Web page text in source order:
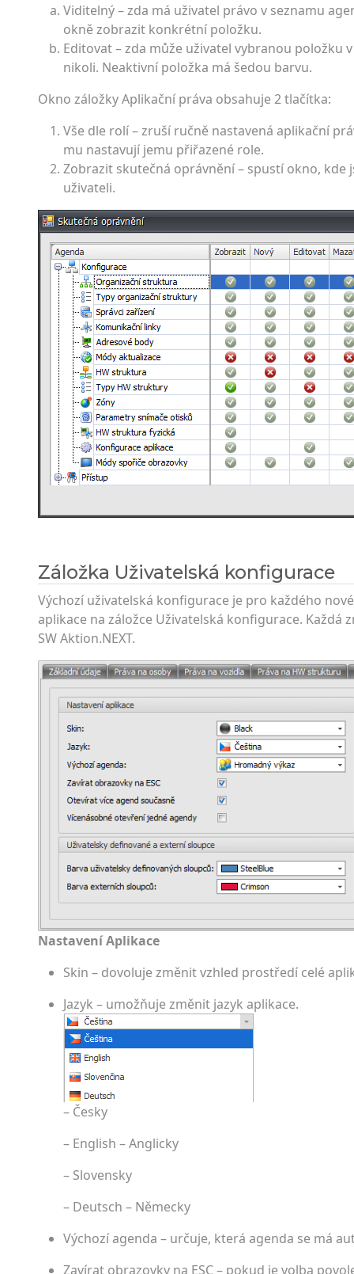
Viditelný – zda má uživatel právo v seznamu
okně zobrazit konkrétní položku.
Editovat – zda může uživatel vybranou
nikoli. Neaktivní položka má šedou barvu.
Okno záložky Aplikační práva obsahuje 2 tlačítka:
Vše dle rolí – zruší ručně nastavená aplikační
mu nastavují jemu přiřazené role.
Zobrazit skutečná oprávnění – spustí okno,
uživateli.
Záložka Uživatelská konfigurace
Výchozí uživatelská konfigurace je pro každého
aplikace na záložce Uživatelská konfigurace. Každá
SW Aktion.NEXT.
Nastavení Aplikace
Skin – dovoluje změnit vzhled prostředí celé
Jazyk – umožňuje změnit jazyk aplikace.
– Česky
– English – Anglicky
– Slovensky
– Deutsch – Německy
Výchozí agenda – určuje, která agenda se má
Zavírat obrazovky na ESC – pokud je volba